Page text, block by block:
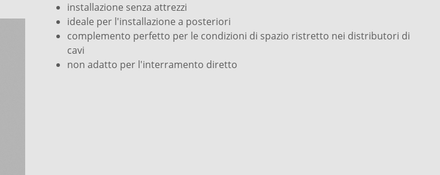
installazione senza attrezzi
ideale per l'installazione a posteriori
complemento perfetto per le condizioni di spazio ristretto nei distributori di
cavi
non adatto per l'interramento diretto